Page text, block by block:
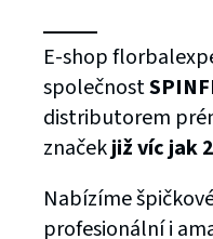
E-shop
společnost
distributorem
značekjiž víc jak
Nabízíme
profesionální i